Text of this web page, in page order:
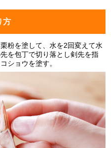
方
粉を塗して、水を2回変えて水
を包丁で切り落とし剣先を指
ショウを塗す。